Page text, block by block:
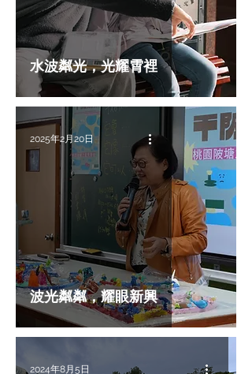
水波粼光，光耀霄裡
波光粼粼，耀眼新興
2025年2月20日
2024年8月5日